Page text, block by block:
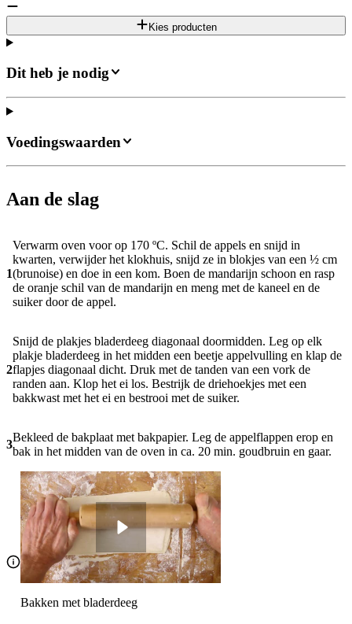
Kies producten
Dit heb je nodig
Aan de slag
1
Verwarm oven voor op 170 ºC. Schil de appels en snijd in
kwarten, verwijder het klokhuis, snijd ze in blokjes van een ½ cm
(brunoise) en doe in een kom. Boen de mandarijn schoon en rasp
de oranje schil van de mandarijn en meng met de kaneel en de
suiker door de appel.
2
Snijd de plakjes bladerdeeg diagonaal doormidden. Leg op elk
plakje bladerdeeg in het midden een beetje appelvulling en klap de
flapjes diagonaal dicht. Druk met de tanden van een vork de
randen aan. Klop het ei los. Bestrijk de driehoekjes met een
bakkwast met het ei en bestrooi met de suiker.
3
Bekleed de bakplaat met bakpapier. Leg de appelflappen erop en
bak in het midden van de oven in ca. 20 min. goudbruin en gaar.
Bakken met bladerdeeg
Voedingswaarden